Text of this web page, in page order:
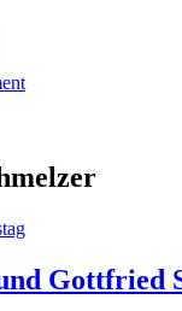
Gottfried